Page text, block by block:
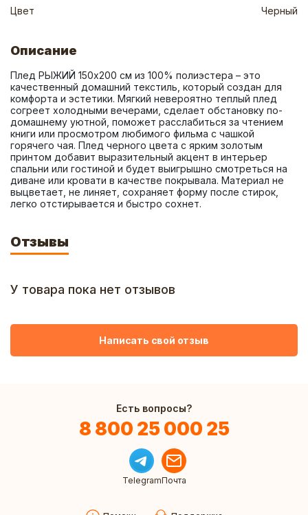
Цвет
Черный
Описание
Плед РЫЖИЙ 150х200 см из 100% полиэстера – это
качественный домашний текстиль, который создан для
комфорта и эстетики. Мягкий невероятно теплый плед
согреет холодными вечерами, сделает обстановку по-
домашнему уютной, поможет расслабиться за чтением
книги или просмотром любимого фильма с чашкой
горячего чая. Плед черного цвета с ярким золотым
принтом добавит выразительный акцент в интерьер
спальни или гостиной и будет выигрышно смотреться на
диване или кровати в качестве покрывала. Материал не
выцветает, не линяет, сохраняет форму после стирок,
легко отстирывается и быстро сохнет.
Отзывы
У товара пока нет отзывов
Написать свой отзыв
Есть вопросы?
8 800 25 000 25
TelegramПочта